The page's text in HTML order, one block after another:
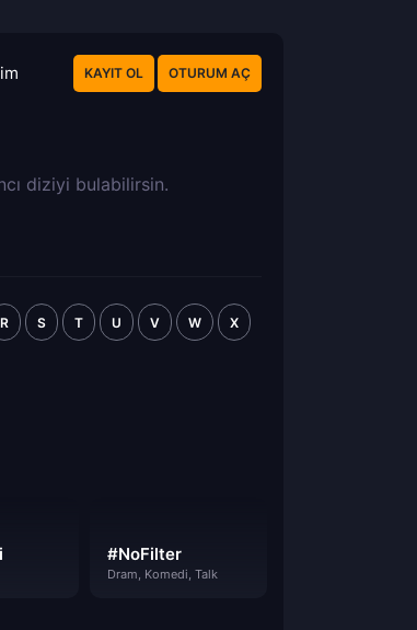
KAYIT OL OTURUM AÇ
diziyi bulabilirsin.
R S T U V W X
#NoFilter
Dram, Komedi, Talk